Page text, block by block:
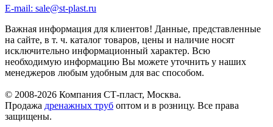
E-mail: sale@st-plast.ru
Важная информация для клиентов! Данные, представленные
на сайте, в т. ч. каталог товаров, цены и наличие носят
исключительно информационный характер. Всю
необходимую информацию Вы можете уточнить у наших
менеджеров любым удобным для вас способом.
© 2008-2026 Компания СТ-пласт, Москва.
Продажа дренажных труб оптом и в розницу. Все права
защищены.